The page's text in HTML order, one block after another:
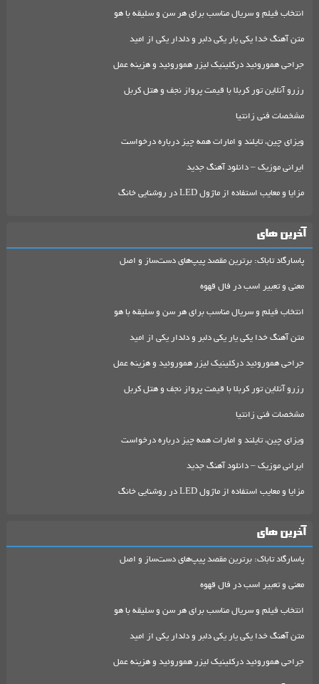
انتخاب فیلم و سریال مناسب برای هر سن و سلیقه با هو
متن آهنگ خدا یکی یار یکی دلبر و دلدار یکی از امید
جراحی هموروئید درکلینیک لیزر هموروئید و هزینه عمل
رزرو آنلاین تور کربلا با قیمت پرواز نجف و هتل کربل
مشخصات فنی زانتیا
ویزای چین، تایلند و امارات همه چیز درباره درخواست
ایرانی موزیک – دانلود آهنگ جدید
مزایا و معایب استفاده از ماژول LED در روشنایی خانگ
آخرین های
پاسارگاد تاباک: برترین مقصد پیپ‌های دست‌ساز و اصل
معنی و تعبیر اسب در فال قهوه
انتخاب فیلم و سریال مناسب برای هر سن و سلیقه با هو
متن آهنگ خدا یکی یار یکی دلبر و دلدار یکی از امید
جراحی هموروئید درکلینیک لیزر هموروئید و هزینه عمل
رزرو آنلاین تور کربلا با قیمت پرواز نجف و هتل کربل
مشخصات فنی زانتیا
ویزای چین، تایلند و امارات همه چیز درباره درخواست
ایرانی موزیک – دانلود آهنگ جدید
مزایا و معایب استفاده از ماژول LED در روشنایی خانگ
آخرین های
پاسارگاد تاباک: برترین مقصد پیپ‌های دست‌ساز و اصل
معنی و تعبیر اسب در فال قهوه
انتخاب فیلم و سریال مناسب برای هر سن و سلیقه با هو
متن آهنگ خدا یکی یار یکی دلبر و دلدار یکی از امید
جراحی هموروئید درکلینیک لیزر هموروئید و هزینه عمل